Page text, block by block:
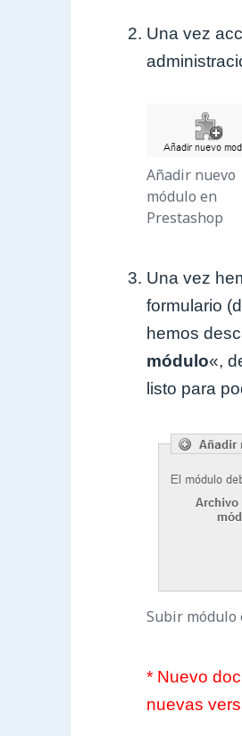
Una vez
Añadir nuevo
módulo en
Prestashop
Una vez
formulario
hemos
módulo«,
listo para
Subir módulo
* Nuevo
nuevas